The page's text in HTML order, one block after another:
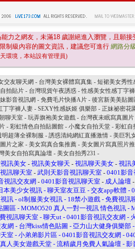
力之網友，未滿18 歲謝絕進入瀏覽，且願接
制級內容的圖文資訊，建議您可進行網路分
環境，本站設有管理員)
交友聊天網 - 台灣美女裸體寫真集- 短裙美女秀性
拍貼片- 台灣現貨午夜誘惑-性感美女性感丁字
影音視訊網 - 免費毛片快播A片 - 後宮新美美貼圖
丁字褲人妻 - SEXY性感妖姬 俱樂部 - 正妹祕密花
聊天室- 玩弄旗袍美女遊戲- 台灣夜未眠寫真圖片
- 彩虹情色自拍貼圖館- 小魔女自拍天堂- 彩虹自
明超薄全裸制服 - 誘惑清純網紅直播激情- 美巨乳
片之家 - 美女寫真合集推薦- 美女圖片寫真照片
美女自拍寫真論壇- 美女自拍秀231 -
訊美女 - 視訊美女聊天 - 視訊聊天美女 - 視訊
訊聊天室 - 武則天影音視訊聊天室 - 0401影
視訊交友網 - 0401影音視訊聊天室 - 成人論壇 -
本美少女視訊- 聊天室友豆豆- 交友app軟體 -
訊 - ol制服美女視訊 - 18禁小遊戲 - 免費視訊
圖區- MOMO520 真人一對一視訊 情色視訊-
視訊聊天室 - 聊天ut - 0401影音視訊交友網 -
網 - 台灣kiss情色貼圖 - 亞力山大健身俱樂部-
室 - 小弟弟影片區- 0401影音視訊交友網 -
真人美女遊戲天堂- 流精歲月免費人氣論壇- 影